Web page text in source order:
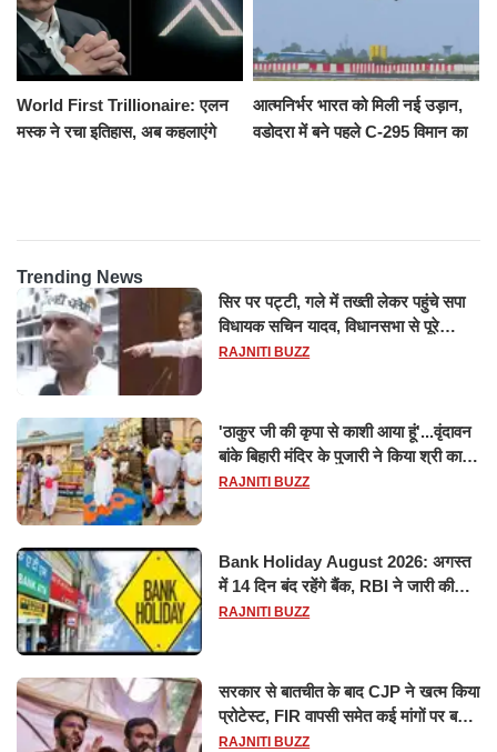
World First Trillionaire: एलन
मस्क ने रचा इतिहास, अब कहलाएंगे
आत्मनिर्भर भारत को मिली नई उड़ान,
वडोदरा में बने पहले C-295 विमान का
Trending News
सिर पर पट्टी, गले में तख्ती लेकर पहुंचे सपा
विधायक सचिन यादव, विधानसभा से पूरे
मानसून सत्र के लिए किया गया निलंबित
RAJNITI BUZZ
'ठाकुर जी की कृपा से काशी आया हूं'...वृंदावन
बांके बिहारी मंदिर के पुजारी ने किया श्री काशी
विश्वनाथ का जलाभिषेक
RAJNITI BUZZ
Bank Holiday August 2026: अगस्त
में 14 दिन बंद रहेंगे बैंक, RBI ने जारी की
छुट्टियों की लिस्ट​​​​​​​
RAJNITI BUZZ
सरकार से बातचीत के बाद CJP ने खत्म किया
प्रोटेस्ट, FIR वापसी समेत कई मांगों पर बनी
सहमति
RAJNITI BUZZ